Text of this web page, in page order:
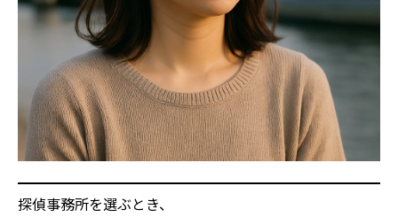
探偵事務所を選ぶとき、